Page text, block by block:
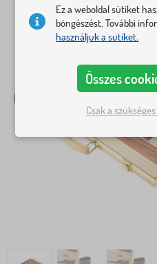
Ez a weboldal sütiket
böngészést. További
használjuk a sütiket.
Összes
Csak a